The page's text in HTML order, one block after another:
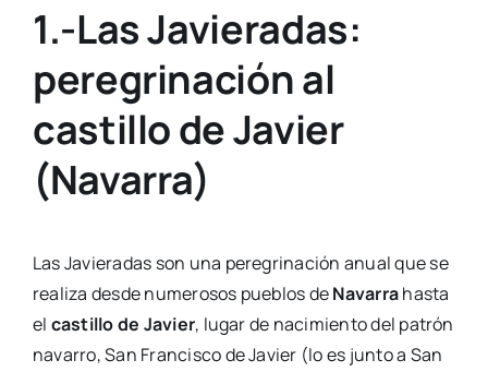
1.-Las Javieradas:
peregrinación al
castillo de Javier
(Navarra)
Las Javieradas son una peregrinación anual que se
realiza desde numerosos pueblos deNavarrahasta
el castillo de Javier, lugar de nacimiento del patrón
navarro, San Francisco de Javier (lo es junto a San